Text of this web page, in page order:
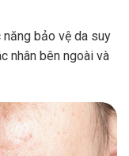
bảo vệ da suy
nhân bên ngoài và